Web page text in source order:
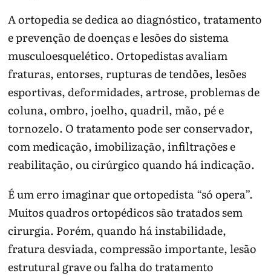
A ortopedia se dedica ao diagnóstico, tratamento
e prevenção de doenças e lesões do sistema
musculoesquelético. Ortopedistas avaliam
fraturas, entorses, rupturas de tendões, lesões
esportivas, deformidades, artrose, problemas de
coluna, ombro, joelho, quadril, mão, pé e
tornozelo. O tratamento pode ser conservador,
com medicação, imobilização, infiltrações e
reabilitação, ou cirúrgico quando há indicação.
É um erro imaginar que ortopedista “só opera”.
Muitos quadros ortopédicos são tratados sem
cirurgia. Porém, quando há instabilidade,
fratura desviada, compressão importante, lesão
estrutural grave ou falha do tratamento